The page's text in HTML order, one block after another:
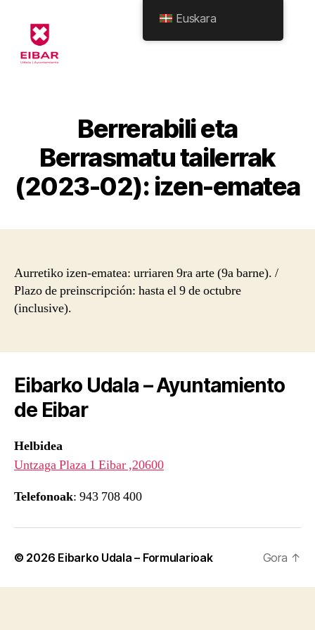
FormularioakBerrerabili eta
Berrasmatu tailerrak
(2023-02): izen-ematea
Aurretiko izen-ematea: urriaren 9ra arte (9a barne). /
Plazo de preinscripción: hasta el 9 de octubre
(inclusive).
Eibarko Udala – Ayuntamiento
de Eibar
Helbidea
Untzaga Plaza 1 Eibar ,20600
Telefonoak: 943 708 400
© 2026 Eibarko Udala – Formularioak Gora ↑
Euskara